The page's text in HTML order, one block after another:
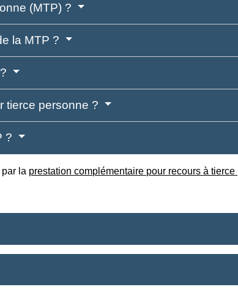
(MTP) ?
la MTP ?
tierce personne ?
?
la prestation complémentaire pour recours à